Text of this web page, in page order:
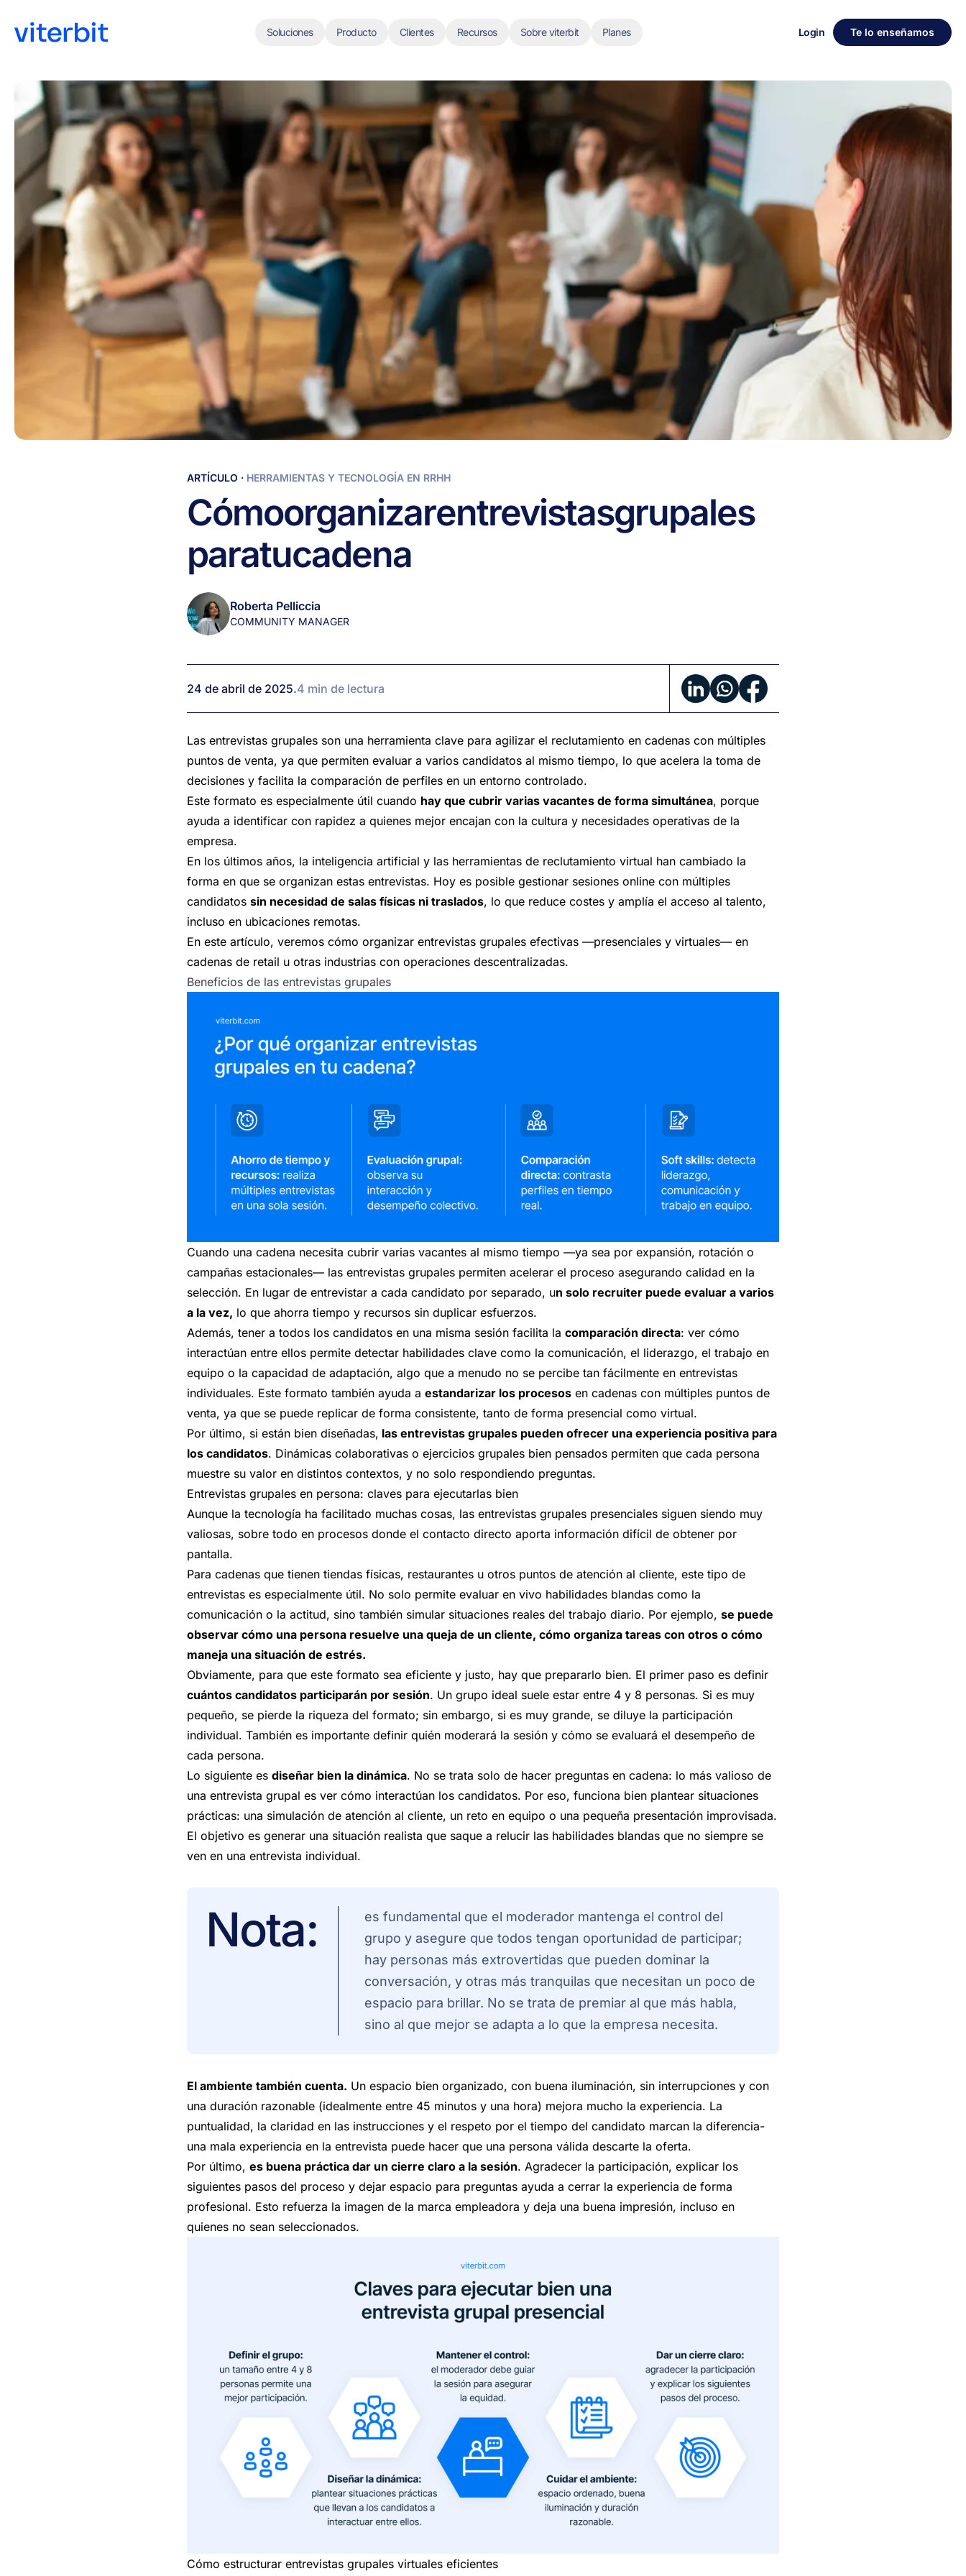
Login Te lo enseñamos
Soluciones Producto Clientes Recursos Sobre viterbit Planes
Cómo
organizar
entrevistas
grupales
para
tu
ARTÍCULO · HERRAMIENTAS Y TECNOLOGÍA EN RRHH
Cómoorganizarentrevistasgrupales
paratucadena
Roberta Pelliccia
COMMUNITY MANAGER
24 de abril de 2025.4 min de lectura
Las entrevistas grupales son una herramienta clave para agilizar el reclutamiento en cadenas con múltiples
puntos de venta, ya que permiten evaluar a varios candidatos al mismo tiempo, lo que acelera la toma de
decisiones y facilita la comparación de perfiles en un entorno controlado.
Este formato es especialmente útil cuando hay que cubrir varias vacantes de forma simultánea, porque
ayuda a identificar con rapidez a quienes mejor encajan con la cultura y necesidades operativas de la
empresa.
En los últimos años, la inteligencia artificial y las herramientas de reclutamiento virtual han cambiado la
forma en que se organizan estas entrevistas. Hoy es posible gestionar sesiones online con múltiples
candidatos sin necesidad de salas físicas ni traslados, lo que reduce costes y amplía el acceso al talento,
incluso en ubicaciones remotas.
En este artículo, veremos cómo organizar entrevistas grupales efectivas —presenciales y virtuales— en
cadenas de retail u otras industrias con operaciones descentralizadas.
Beneficios de las entrevistas grupales
Cuando una cadena necesita cubrir varias vacantes al mismo tiempo —ya sea por expansión, rotación o
campañas estacionales— las entrevistas grupales permiten acelerar el proceso asegurando calidad en la
selección. En lugar de entrevistar a cada candidato por separado, un solo recruiter puede evaluar a varios
a la vez, lo que ahorra tiempo y recursos sin duplicar esfuerzos.
Además, tener a todos los candidatos en una misma sesión facilita la comparación directa: ver cómo
interactúan entre ellos permite detectar habilidades clave como la comunicación, el liderazgo, el trabajo en
equipo o la capacidad de adaptación, algo que a menudo no se percibe tan fácilmente en entrevistas
individuales. Este formato también ayuda a estandarizar los procesos en cadenas con múltiples puntos de
venta, ya que se puede replicar de forma consistente, tanto de forma presencial como virtual.
Por último, si están bien diseñadas, las entrevistas grupales pueden ofrecer una experiencia positiva para
los candidatos. Dinámicas colaborativas o ejercicios grupales bien pensados permiten que cada persona
muestre su valor en distintos contextos, y no solo respondiendo preguntas.
Entrevistas grupales en persona: claves para ejecutarlas bien
Aunque la tecnología ha facilitado muchas cosas, las entrevistas grupales presenciales siguen siendo muy
valiosas, sobre todo en procesos donde el contacto directo aporta información difícil de obtener por
pantalla.
Para cadenas que tienen tiendas físicas, restaurantes u otros puntos de atención al cliente, este tipo de
entrevistas es especialmente útil. No solo permite evaluar en vivo habilidades blandas como la
comunicación o la actitud, sino también simular situaciones reales del trabajo diario. Por ejemplo, se puede
observar cómo una persona resuelve una queja de un cliente, cómo organiza tareas con otros o cómo
maneja una situación de estrés.
Obviamente, para que este formato sea eficiente y justo, hay que prepararlo bien. El primer paso es definir
cuántos candidatos participarán por sesión. Un grupo ideal suele estar entre 4 y 8 personas. Si es muy
pequeño, se pierde la riqueza del formato; sin embargo, si es muy grande, se diluye la participación
individual. También es importante definir quién moderará la sesión y cómo se evaluará el desempeño de
cada persona.
Lo siguiente es diseñar bien la dinámica. No se trata solo de hacer preguntas en cadena: lo más valioso de
una entrevista grupal es ver cómo interactúan los candidatos. Por eso, funciona bien plantear situaciones
prácticas: una simulación de atención al cliente, un reto en equipo o una pequeña presentación improvisada.
El objetivo es generar una situación realista que saque a relucir las habilidades blandas que no siempre se
ven en una entrevista individual.
Nota:
es fundamental que el moderador mantenga el control del
grupo y asegure que todos tengan oportunidad de participar;
hay personas más extrovertidas que pueden dominar la
conversación, y otras más tranquilas que necesitan un poco de
espacio para brillar. No se trata de premiar al que más habla,
sino al que mejor se adapta a lo que la empresa necesita.
El ambiente también cuenta. Un espacio bien organizado, con buena iluminación, sin interrupciones y con
una duración razonable (idealmente entre 45 minutos y una hora) mejora mucho la experiencia. La
puntualidad, la claridad en las instrucciones y el respeto por el tiempo del candidato marcan la diferencia-
una mala experiencia en la entrevista puede hacer que una persona válida descarte la oferta.
Por último, es buena práctica dar un cierre claro a la sesión. Agradecer la participación, explicar los
siguientes pasos del proceso y dejar espacio para preguntas ayuda a cerrar la experiencia de forma
profesional. Esto refuerza la imagen de la marca empleadora y deja una buena impresión, incluso en
quienes no sean seleccionados.
Cómo estructurar entrevistas grupales virtuales eficientes